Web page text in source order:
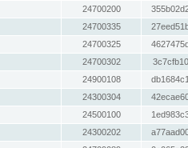
24700200
24700335
24700325
24700302
24900108
24300304
24500100
24300202